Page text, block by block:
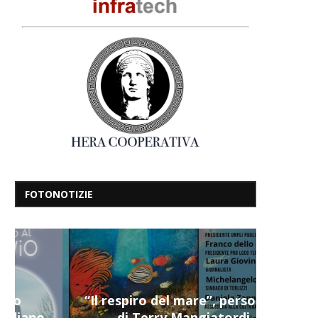
FOTONOTIZIE
“Il respiro del mare”, personale